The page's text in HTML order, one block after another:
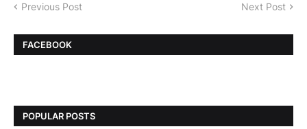
Previous Post Next Post
FACEBOOK
POPULAR POSTS